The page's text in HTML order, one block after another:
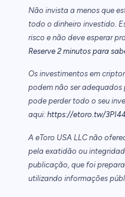
Não invista a menos que
todo o dinheiro investido.
risco e não deve esperar
Reserve 2 minutos para
Os investimentos em
podem não ser
pode perder todo o seu
aqui: https://etoro.tw/
A eToro USA LLC não
pela exatidão ou
publicação, que foi
utilizando informações